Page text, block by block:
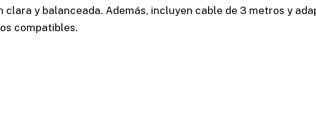
y balanceada. Además, incluyen cable de 3 metros y
compatibles.